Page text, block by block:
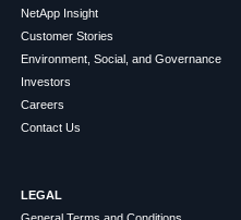
NetApp Insight
Customer Stories
Environment, Social, and Governance
Investors
Careers
Contact Us
LEGAL